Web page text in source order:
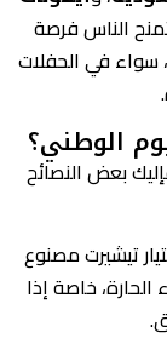
الناس فرصة
سواء في الحفلات
بعض النصائح
تيشيرت مصنوع
خاصة إذا